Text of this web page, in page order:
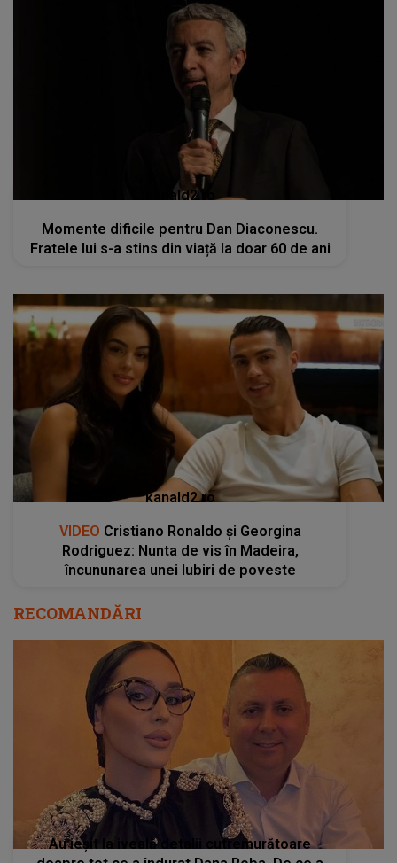
kanald2.ro
Momente dificile pentru Dan Diaconescu.
Fratele lui s-a stins din viață la doar 60 de ani
kanald2.ro
VIDEO Cristiano Ronaldo și Georgina
Rodriguez: Nunta de vis în Madeira,
încununarea unei Iubiri de poveste
RECOMANDĂRI
Au ieșit la iveală detalii cutremurătoare